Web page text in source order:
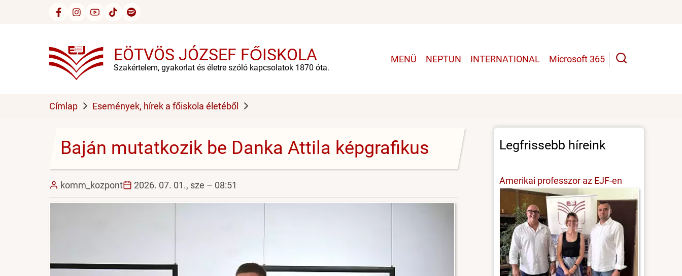
EÖTVÖS JÓZSEF FŐISKOLA
Szakértelem, gyakorlat és életre szóló kapcsolatok 1870 óta.
Main
MENÜ NEPTUN INTERNATIONAL Microsoft 365
Címlap Események, hírek a főiskola életéből
Baján mutatkozik be Danka Attila képgrafikus
komm_kozpont 2026. 07. 01., sze – 08:51
Legfrissebb híreink
Amerikai professzor az EJF-en